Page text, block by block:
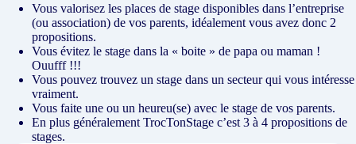
Vous valorisez les places de stage disponibles dans l’entreprise
(ou association) de vos parents, idéalement vous avez donc 2
propositions.
Vous évitez le stage dans la « boite » de papa ou maman !
Ouufff !!!
Vous pouvez trouvez un stage dans un secteur qui vous intéresse
vraiment.
Vous faite une ou un heureu(se) avec le stage de vos parents.
En plus généralement TrocTonStage c’est 3 à 4 propositions de
stages.